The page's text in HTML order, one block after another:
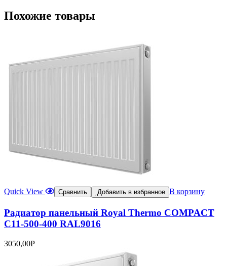
Похожие товары
Quick View Сравнить Добавить в избранное В корзину
Радиатор панельный Royal Thermo COMPACT
C11-500-400 RAL9016
3050,00Р